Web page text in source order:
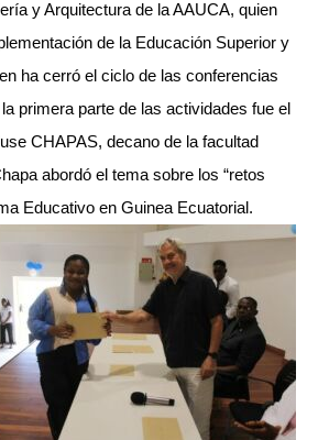
y Arquitectura de la AAUCA, quien
de la Educación Superior y
ha cerró el ciclo de las conferencias
primera parte de las actividades fue el
CHAPAS, decano de la facultad
abordó el tema sobre los “retos
Educativo en Guinea Ecuatorial.